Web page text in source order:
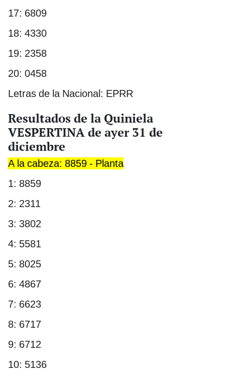
17: 6809
18: 4330
19: 2358
20: 0458
Letras de la Nacional: EPRR
Resultados de la Quiniela
VESPERTINA de ayer 31 de
diciembre
A la cabeza: 8859 - Planta
1: 8859
2: 2311
3: 3802
4: 5581
5: 8025
6: 4867
7: 6623
8: 6717
9: 6712
10: 5136